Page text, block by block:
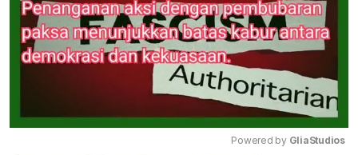
Powered by GliaStudios